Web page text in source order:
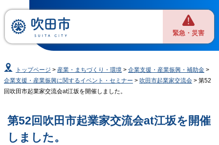
緊急・災害
トップページ > 産業・まちづくり・環境 >企業支援・産業振興・補助金 >
企業支援・産業振興に関するイベント・セミナー > 吹田市起業家交流会 > 第52
回吹田市起業家交流会at江坂を開催しました。
第52回吹田市起業家交流会at江坂を開催
しました。